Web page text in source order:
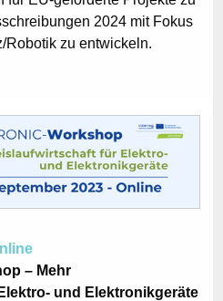
2024 mit Fokus
Robotik zu entwickeln.
– Mehr
und Elektronikgeräte